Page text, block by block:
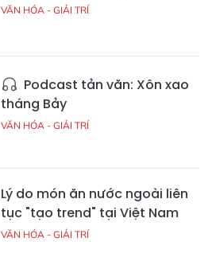
VĂN HÓA - GIẢI TRÍ
Podcast tản văn: Xôn xao
tháng Bảy
VĂN HÓA - GIẢI TRÍ
Lý do món ăn nước ngoài liên
tục "tạo trend" tại Việt Nam
VĂN HÓA - GIẢI TRÍ